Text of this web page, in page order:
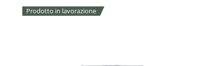
Prodotto in lavorazione